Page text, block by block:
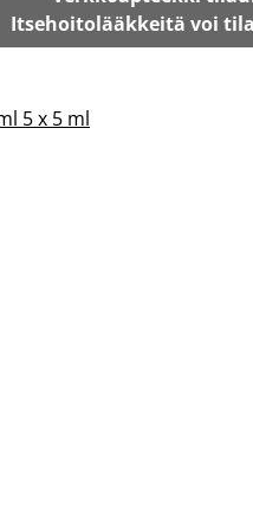
Itsehoitolääkkeitä voi
5 x 5 ml